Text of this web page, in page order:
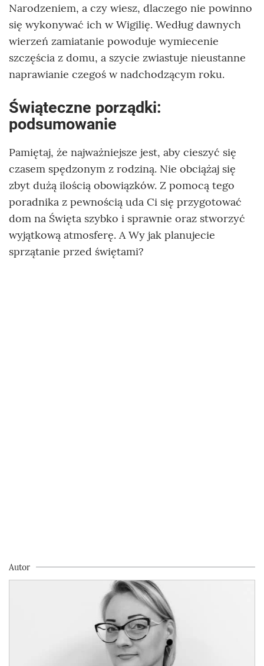
Narodzeniem, a czy wiesz, dlaczego nie powinno
się wykonywać ich w Wigilię. Według dawnych
wierzeń zamiatanie powoduje wymiecenie
szczęścia z domu, a szycie zwiastuje nieustanne
naprawianie czegoś w nadchodzącym roku.
Świąteczne porządki:
podsumowanie
Pamiętaj, że najważniejsze jest, aby cieszyć się
czasem spędzonym z rodziną. Nie obciążaj się
zbyt dużą ilością obowiązków. Z pomocą tego
poradnika z pewnością uda Ci się przygotować
dom na Święta szybko i sprawnie oraz stworzyć
wyjątkową atmosferę. A Wy jak planujecie
sprzątanie przed świętami?
Autor